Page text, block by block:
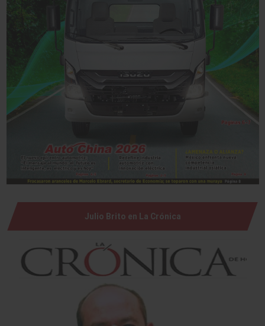
Julio Brito en La Crónica